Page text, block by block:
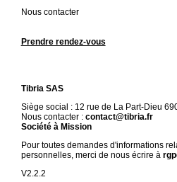
Nous contacter
Prendre rendez-vous
Tibria SAS
Siège social : 12 rue de La Part-Dieu
Nous contacter : contact@tibria.fr
Société à Mission
Pour toutes demandes d'informations
personnelles, merci de nous écrire à
V2.2.2